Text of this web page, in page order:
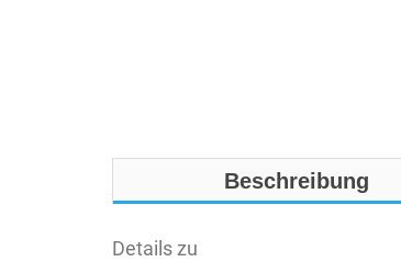
Beschreibung
Details zu